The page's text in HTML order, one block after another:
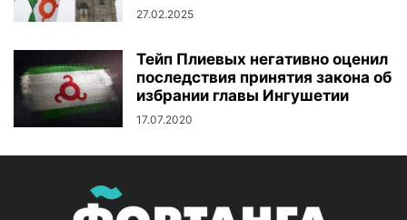
27.02.2025
Тейп Плиевых негативно оценил
последствия принятия закона об
избрании главы Ингушетии
17.07.2020